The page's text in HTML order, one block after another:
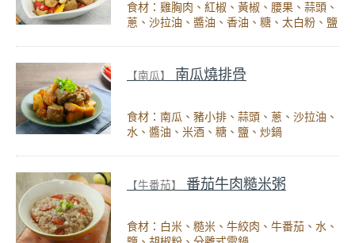
食材：雞胸肉、紅椒、黃椒、腰果、蒜頭、
蔥、沙拉油、醬油、香油、糖、太白粉、鹽
【南瓜】 南瓜燒排骨
食材：南瓜、豬小排、蒜頭、蔥、沙拉油、
水、醬油、米酒、糖、鹽、炒鍋
【牛番茄】 番茄牛肉糙米粥
食材：白米、糙米、牛絞肉、牛番茄、水、